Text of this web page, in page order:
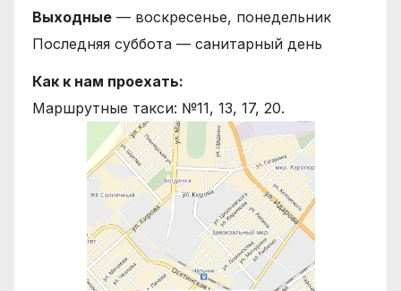
Выходные — воскресенье, понедельник
Последняя суббота — санитарный день
Как к нам проехать:
Маршрутные такси: №11, 13, 17, 20.